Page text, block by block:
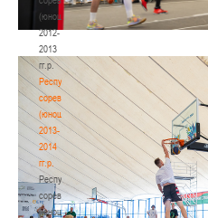
(юноши)
2012-
2013
гг.р.
Республиканские
соревнования
(юноши)
2013-
2014
гг.р.
Республиканские
соревнования
(юноши)